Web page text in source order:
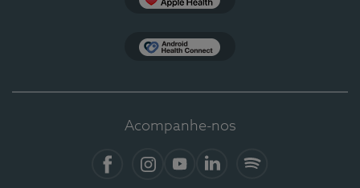
Acompanhe-nos